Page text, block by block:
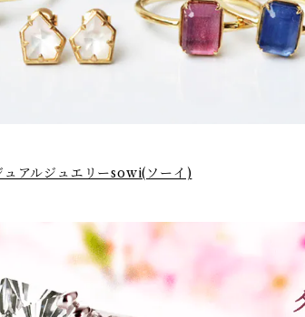
アルジュエリーsowi(ソーイ)